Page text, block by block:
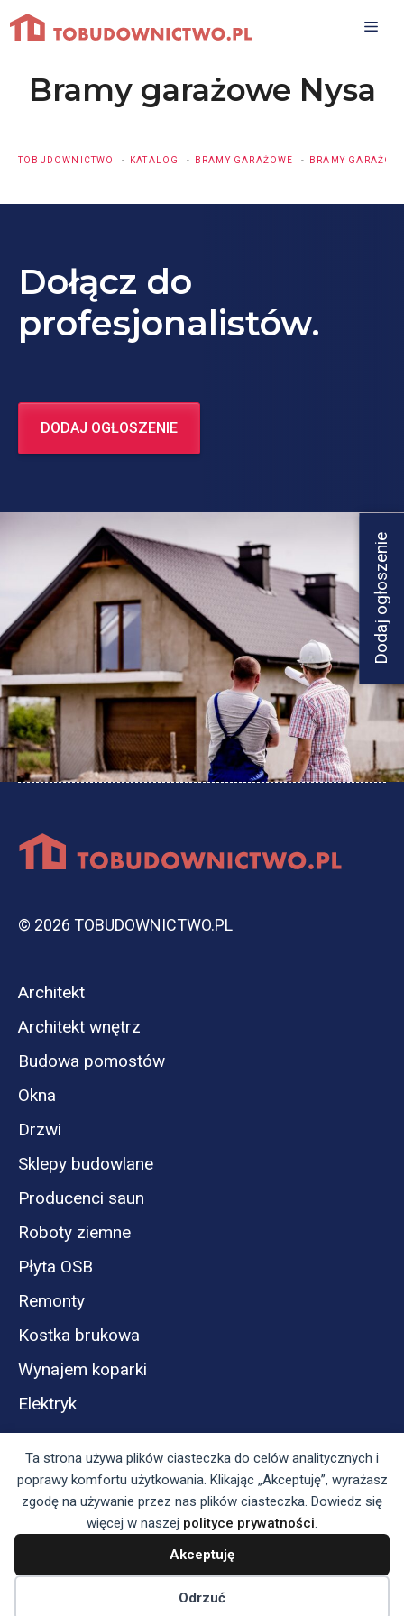
Ta strona używa plików ciasteczka do celów analitycznych i
poprawy komfortu użytkowania. Klikając „Akceptuję”, wyrażasz
zgodę na używanie przez nas plików ciasteczka. Dowiedz się
więcej w naszej polityce prywatności.
Akceptuję
Odrzuć
Przejdź
do
Bramy garażowe Nysa
TOBUDOWNICTWO KATALOG BRAMY GARAŻOWE BRAMY
Dodaj ogłoszenie
Dołącz do
profesjonalistów.
DODAJ OGŁOSZENIE
© 2026 TOBUDOWNICTWO.PL
Architekt
Architekt wnętrz
Budowa pomostów
Okna
Drzwi
Sklepy budowlane
Producenci saun
Roboty ziemne
Płyta OSB
Remonty
Kostka brukowa
Wynajem koparki
Elektryk
Panel reklamodawcy
Regulamin serwisu i polityka prywatności